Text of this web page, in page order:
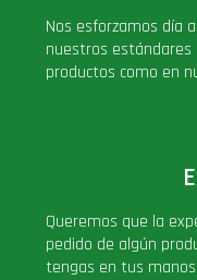
Pop Rides
PRÓXIMAMENTE
Nos esforzamos día
nuestros
productos como en
Queremos que la
pedido de algún
tengas en tus manos.